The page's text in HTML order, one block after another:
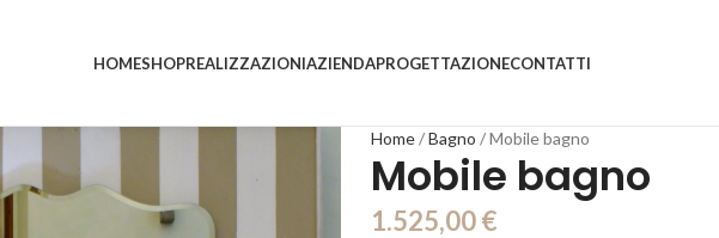
HOMESHOPREALIZZAZIONIAZIENDAPROGETTAZIONECONTATTI
Home Bagno Mobile bagno
Mobile bagno
1.525,00€